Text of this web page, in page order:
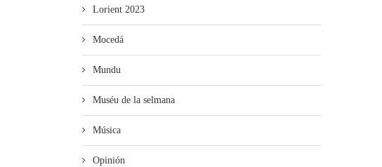
Lorient 2023
Mocedá
Mundu
Muséu de la selmana
Música
Opinión